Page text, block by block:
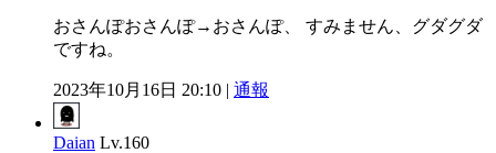
おさんぽおさんぽ→おさんぽ、 すみません、グダグダ
ですね。
2023年10月16日 20:10 | 通報
Daian Lv.160